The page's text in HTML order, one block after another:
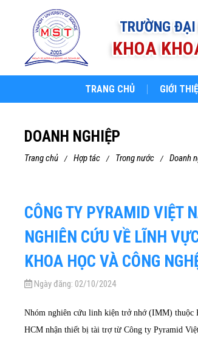
TRƯỜNG
KHOA
TRANG CHỦ GIỚI
DOANH NGHIỆP
trang chủ hợp tác trong nước doanh
CÔNG TY PYRAMID VIỆT
NGHIÊN CỨU VỀ LĨNH
KHOA HỌC VÀ CÔNG
Ngày đăng: 02/10/2024
Nhóm nghiên cứu linh kiện trở nhớ (IMM) thuộc
HCM nhận thiết bị tài trợ từ Công ty Pyramid